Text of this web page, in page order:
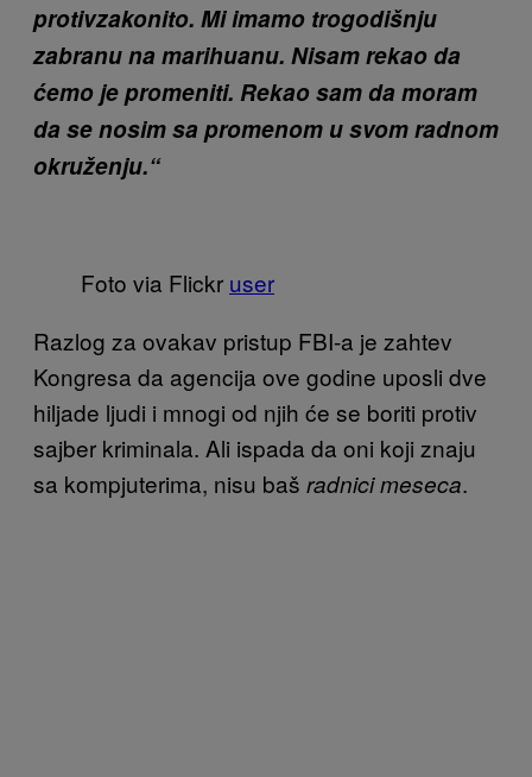
protivzakonito. Mi imamo trogodišnju
zabranu na marihuanu. Nisam rekao da
ćemo je promeniti. Rekao sam da moram
da se nosim sa promenom u svom radnom
okruženju.“
Foto via Flickr user
Razlog za ovakav pristup FBI-a je zahtev
Kongresa da agencija ove godine uposli dve
hiljade ljudi i mnogi od njih će se boriti protiv
sajber kriminala. Ali ispada da oni koji znaju
sa kompjuterima, nisu baš radnici meseca.